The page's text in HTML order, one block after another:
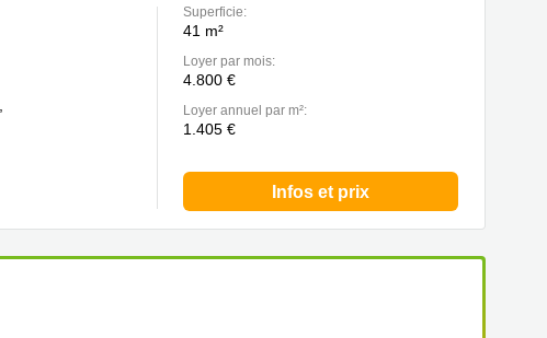
Superficie:
41 m²
Loyer par mois:
4.800 €
Loyer annuel par m²:
1.405 €
Infos et prix